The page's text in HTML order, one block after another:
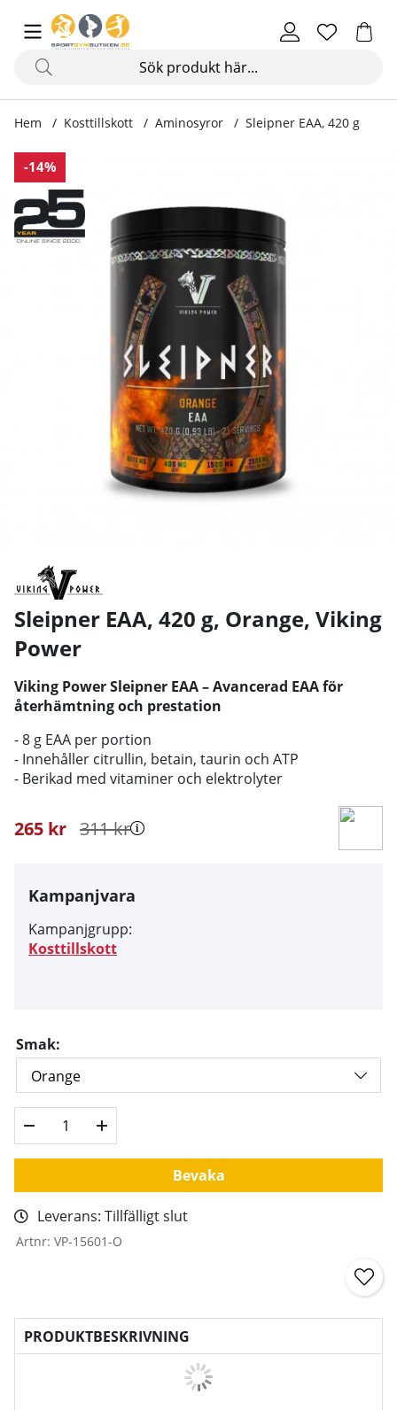
Hem Kosttillskott Aminosyror Sleipner EAA, 420 g
-14%
Produktbilder Sleipner EAA, 420 g
Sleipner EAA, 420 g, Orange, Viking
Power
Viking Power Sleipner EAA – Avancerad EAA för
återhämtning och prestation
- 8 g EAA per portion
- Innehåller citrullin, betain, taurin och ATP
- Berikad med vitaminer och elektrolyter
311kr
265 kr
Kampanjvara
Kampanjgrupp:
Kosttillskott
Smak:
Bevaka
Leverans: Tillfälligt slut
Artnr: VP-15601-O
PRODUKTBESKRIVNING